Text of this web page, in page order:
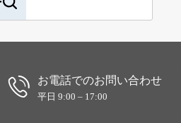
お電話でのお問い合わせ
平日 9:00 – 17:00